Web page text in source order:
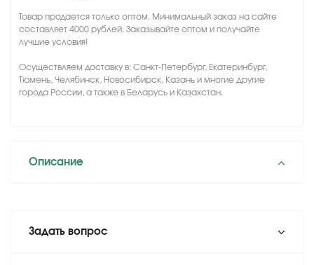
Товар продается только оптом. Минимальный заказ на сайте
составляет 4000 рублей. Заказывайте оптом и получайте
лучшие условия!
Осуществляем доставку в: Санкт-Петербург, Екатеринбург,
Тюмень, Челябинск, Новосибирск, Казань и многие другие
города России, а также в Беларусь и Казахстан.
Описание
Задать вопрос